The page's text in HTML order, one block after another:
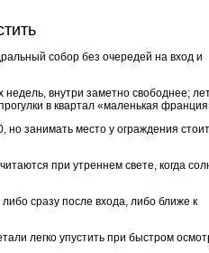
собор без очередей на вход и
внутри заметно свободнее;
в квартал «маленькая
но занимать место у ограждения
при утреннем свете, когда
сразу после входа, либо ближе к
легко упустить при быстром